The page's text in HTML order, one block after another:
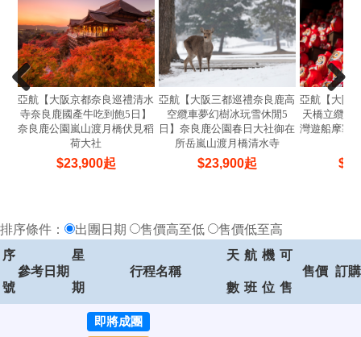
亞航【大阪京都奈良巡禮清水
寺奈良鹿國產牛吃到飽5日】
奈良鹿公園嵐山渡月橋伏見稻
荷大社
$23,900起
亞航【大阪三都巡禮奈良鹿高
空纜車夢幻樹冰玩雪休閒5
日】奈良鹿公園春日大社御在
所岳嵐山渡月橋清水寺
$23,900起
亞航【大阪
天橋立纜車
灣遊船摩塞
$
排序條件： 出團日期 售價高至低
售價低至高
序
號
參考日期
星
期
行程名稱
天
數
航
班
機
位
可
售
售價 訂購
即將成團